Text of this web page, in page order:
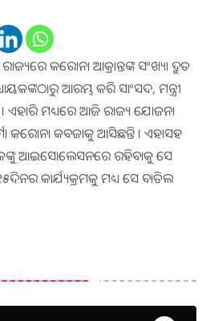
କରୋନା ଆକ୍ରାନ୍ତଙ୍କ ସଂଖ୍ୟା ଦ୍ରୁତ
ଆରମ୍ଭ କରି ସାଂସଦ, ମନ୍ତ୍ରୀ
। ଏହାରି ମଧ୍ୟରେ ଆଜି ରାଜ୍ୟ ଯୋଜନା
କରୋନା କବଜାକୁ ଆସିଛନ୍ତି । ଏହାସହ
ଆଇସୋଲେସନରେ ରହିବାକୁ ସେ
କାର୍ଯ୍ୟକ୍ରମକୁ ମଧ୍ୟ ସେ ବାତିଲ